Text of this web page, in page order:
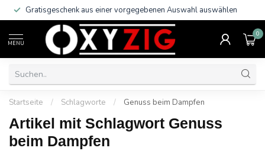
Gratisgeschenk aus einer vorgegebenen Auswahl auswählen
MENU
0
Startseite / Schlagworte / Genuss beim Dampfen
Artikel mit Schlagwort Genuss
beim Dampfen